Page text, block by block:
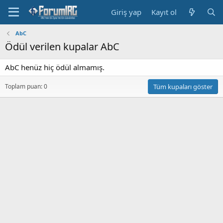
Giriş yap Kayıt ol
AbC
Ödül verilen kupalar AbC
AbC henüz hiç ödül almamış.
Toplam puan: 0 Tüm kupaları göster